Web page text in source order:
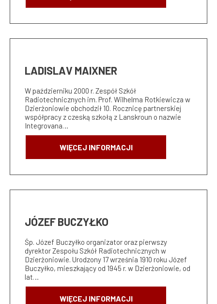
LADISLAV MAIXNER
W październiku 2000 r. Zespół Szkół
Radiotechnicznych im. Prof. Wilhelma Rotkiewicza w
Dzierżoniowie obchodził 10. Rocznicę partnerskiej
współpracy z czeską szkołą z Lanskroun o nazwie
Integrovana…
WIĘCEJ INFORMACJI
JÓZEF BUCZYŁKO
Śp. Józef Buczyłko organizator oraz pierwszy
dyrektor Zespołu Szkół Radiotechnicznych w
Dzierżoniowie. Urodzony 17 września 1910 roku Józef
Buczyłko, mieszkający od 1945 r. w Dzierżoniowie, od
lat…
WIĘCEJ INFORMACJI